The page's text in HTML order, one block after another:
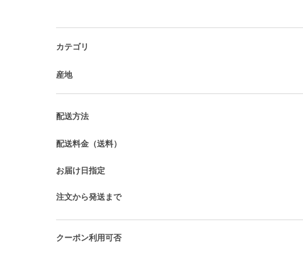
カテゴリ
産地
配送方法
配送料金（送料）
お届け日指定
注文から発送まで
クーポン利用可否